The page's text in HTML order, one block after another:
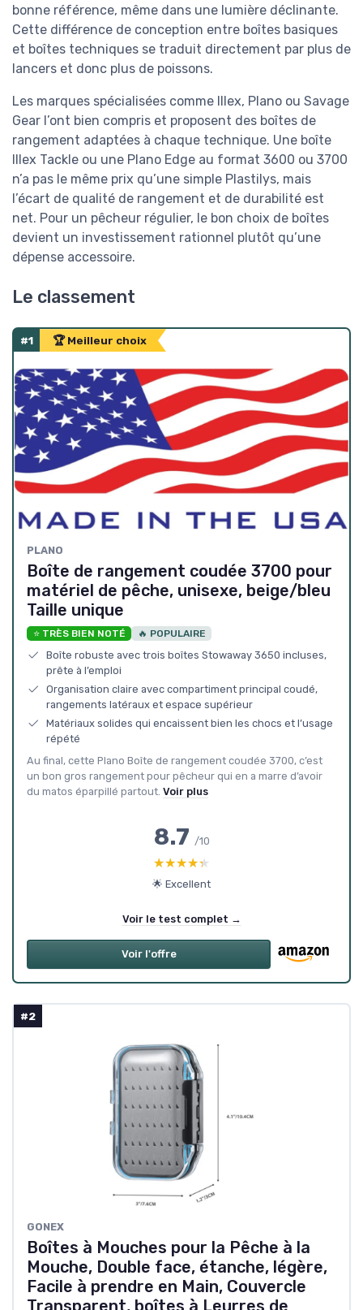
bonne référence, même dans une lumière déclinante.
Cette différence de conception entre boîtes basiques
et boîtes techniques se traduit directement par plus de
lancers et donc plus de poissons.
Les marques spécialisées comme Illex, Plano ou Savage
Gear l’ont bien compris et proposent des boîtes de
rangement adaptées à chaque technique. Une boîte
Illex Tackle ou une Plano Edge au format 3600 ou 3700
n’a pas le même prix qu’une simple Plastilys, mais
l’écart de qualité de rangement et de durabilité est
net. Pour un pêcheur régulier, le bon choix de boîtes
devient un investissement rationnel plutôt qu’une
dépense accessoire.
Le classement
#1 🏆 Meilleur choix
PLANO
Boîte de rangement coudée 3700 pour
matériel de pêche, unisexe, beige/bleu
Taille unique
⭐ TRÈS BIEN NOTÉ 🔥 POPULAIRE
Boîte robuste avec trois boîtes Stowaway 3650 incluses,
prête à l’emploi
Organisation claire avec compartiment principal coudé,
rangements latéraux et espace supérieur
Matériaux solides qui encaissent bien les chocs et l’usage
répété
Au final, cette Plano Boîte de rangement coudée 3700, c’est
un bon gros rangement pour pêcheur qui en a marre d’avoir
du matos éparpillé partout. Voir plus
8.7 /10
★★★★★
★★★★★
🌟 Excellent
Voir le test complet →
Voir l'offre
#2
GONEX
Boîtes à Mouches pour la Pêche à la
Mouche, Double face, étanche, légère,
Facile à prendre en Main, Couvercle